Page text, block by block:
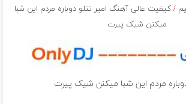
/کیفیت عالی آهنگ امیر تتلو دوباره مردم این شبا
میکنن شیک پیرت
دوباره مردم این شبا میکنن شیک پیرت